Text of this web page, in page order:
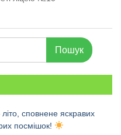
сповнене яскравих
посмішок!